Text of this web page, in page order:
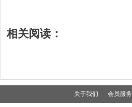
相关阅读：
关于我们 会员服务